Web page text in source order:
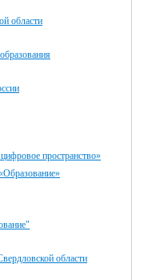
области
пространство»
области